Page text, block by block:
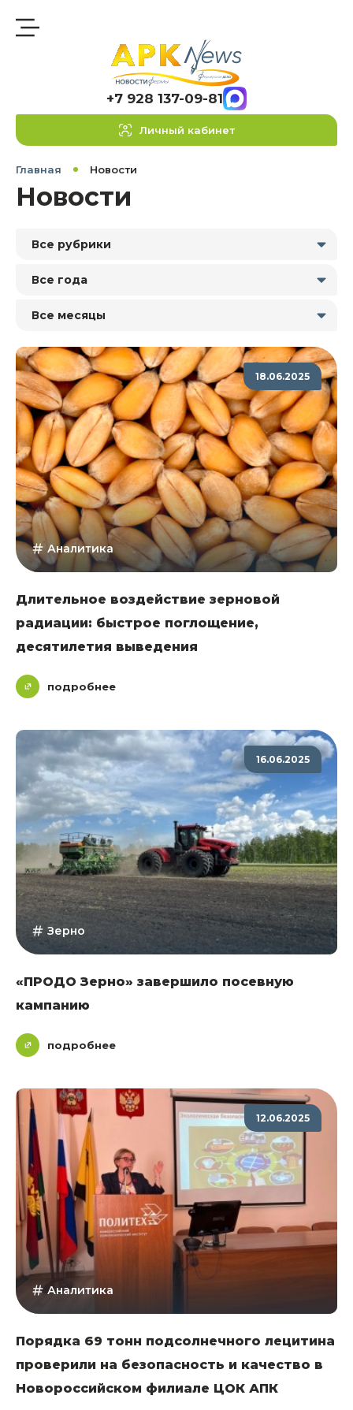
+7 928 137-09-81
Личный кабинет
Главная Новости
Новости
Все рубрики
Все года
Все месяцы
18.06.2025
Аналитика
Длительное воздействие зерновой
радиации: быстрое поглощение,
десятилетия выведения
подробнее
16.06.2025
Зерно
«ПРОДО Зерно» завершило посевную
кампанию
подробнее
12.06.2025
Аналитика
Порядка 69 тонн подсолнечного лецитина
проверили на безопасность и качество в
Новороссийском филиале ЦОК АПК